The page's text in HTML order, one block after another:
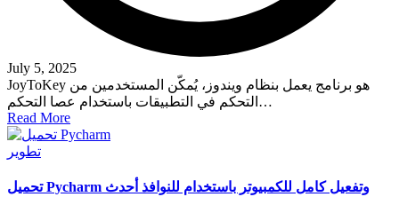
July 5, 2025
JoyToKey هو برنامج يعمل بنظام ويندوز، يُمكّن المستخدمين من
التحكم في التطبيقات باستخدام عصا التحكم…
Read More
Posted
تطوير
تحميل Pycharm وتفعيل كامل للكمبيوتر باستخدام للنوافذ أحدث